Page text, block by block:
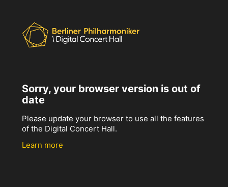
Sorry, your browser version is out of
date
Please update your browser to use all the features
of the Digital Concert Hall.
Learn more